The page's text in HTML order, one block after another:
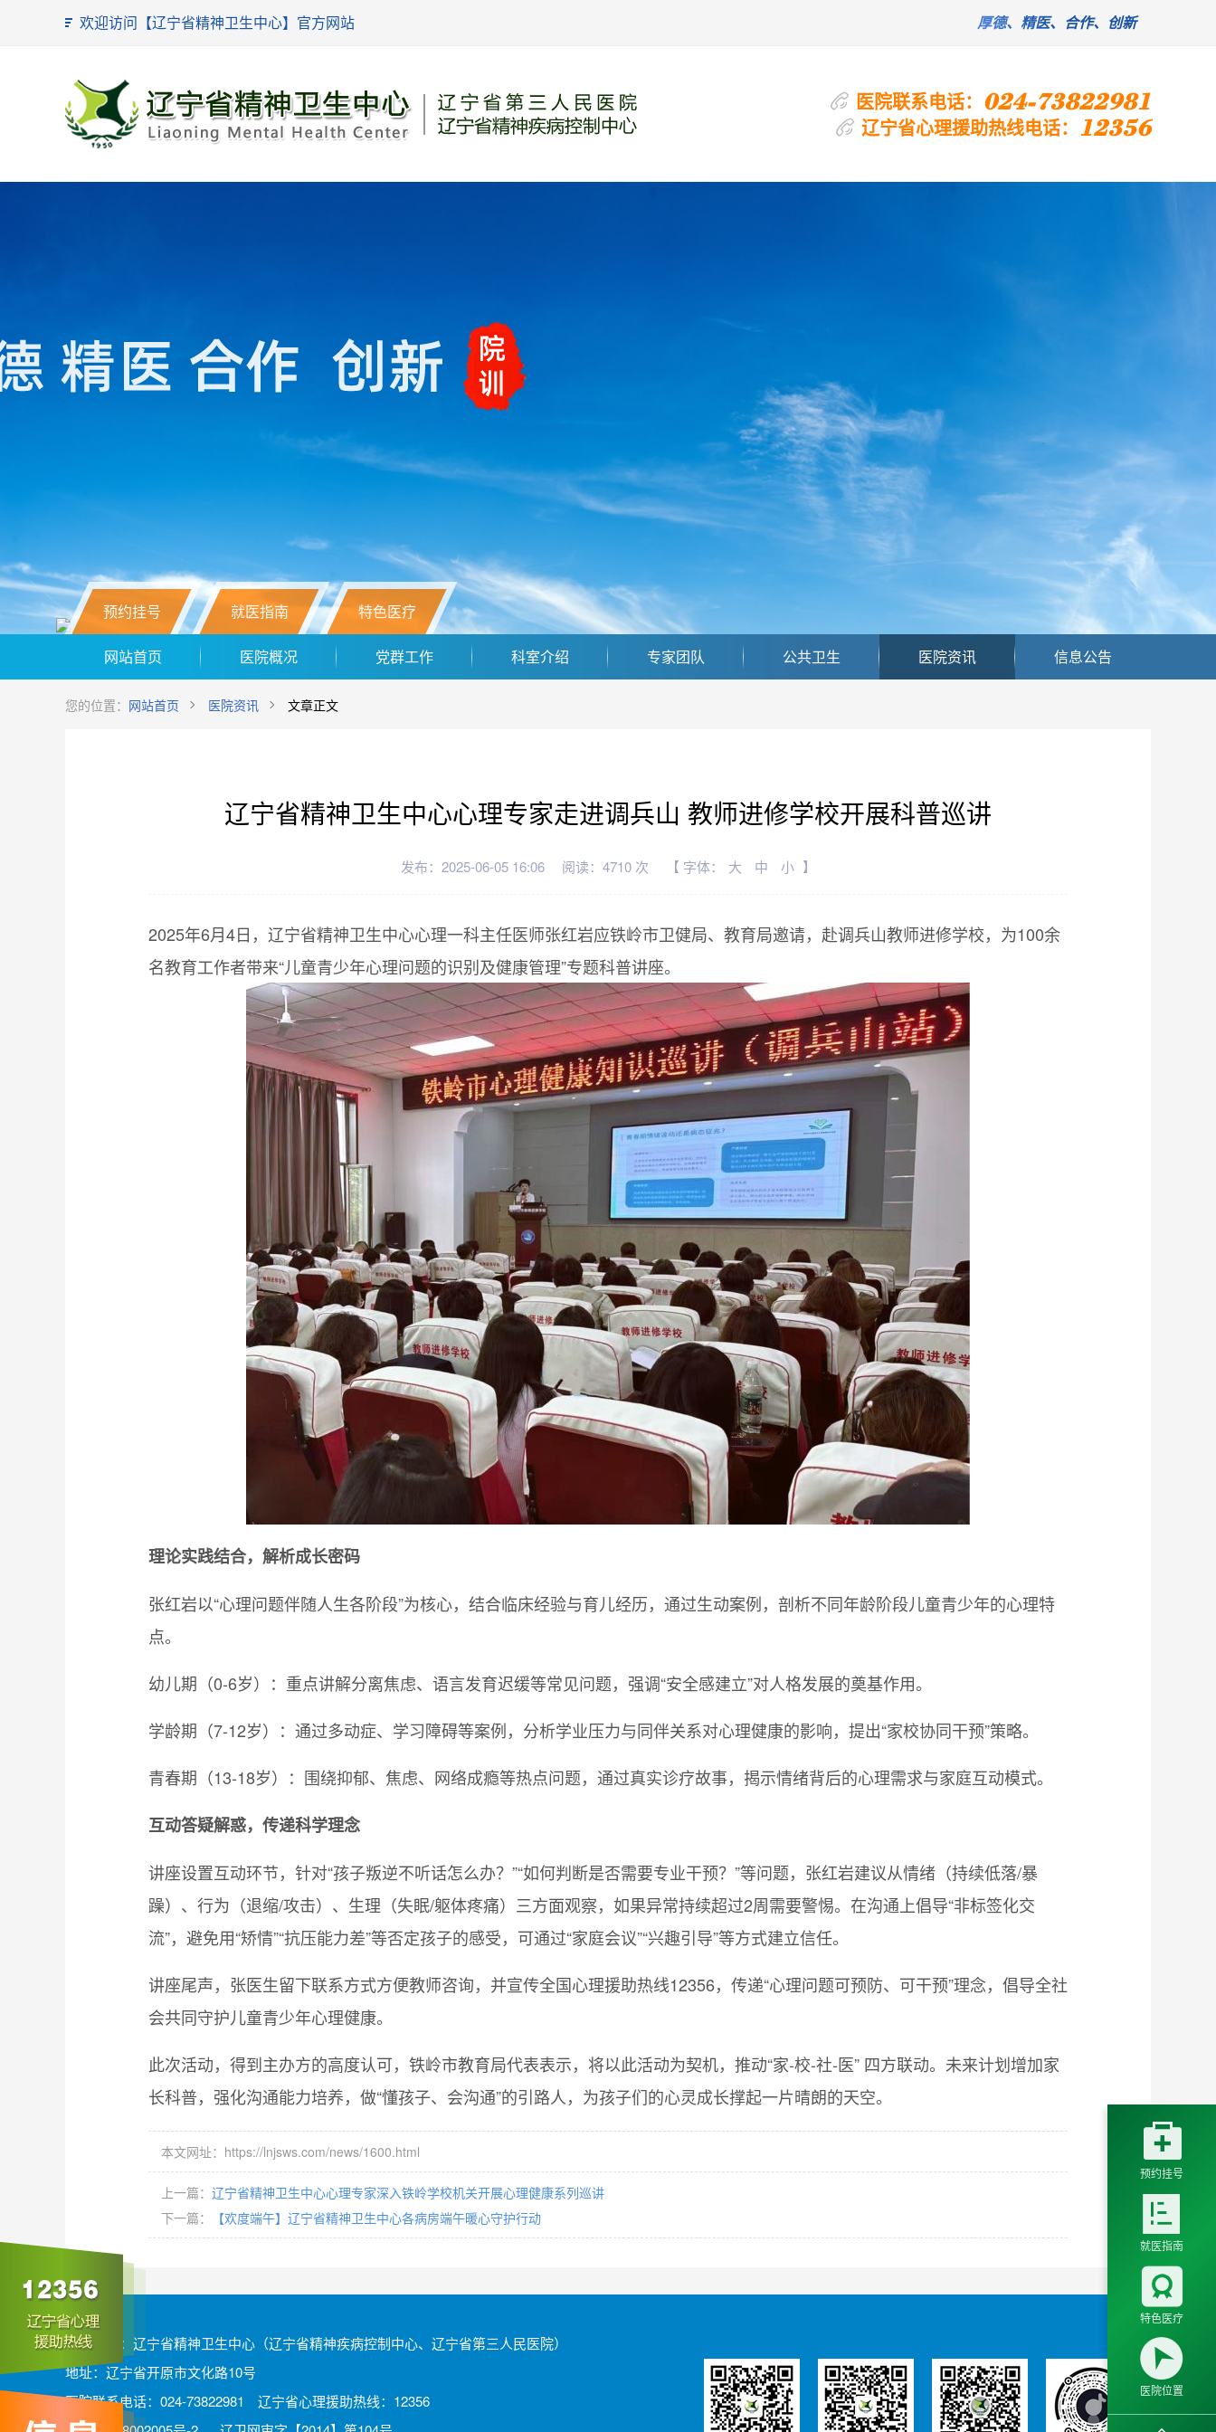
欢迎访问【辽宁省精神卫生中心】官方网站 厚德、精医、合作、创新
医院联系电话： 024-73822981
辽宁省心理援助热线电话： 12356
预约挂号 就医指南 特色医疗
网站首页 医院概况 党群工作 科室介绍 专家团队 公共卫生 医院资讯 信息公告
您的位置： 网站首页 医院资讯 文章正文
辽宁省精神卫生中心心理专家走进调兵山 教师进修学校开展科普巡讲
发布：2025-06-05 16:06 阅读：4710 次 【 字体： 大 中 小 】
2025年6月4日，辽宁省精神卫生中心心理一科主任医师张红岩应铁岭市卫健局、教育局邀请，赴调兵山教师进修学校，为100余
名教育工作者带来“儿童青少年心理问题的识别及健康管理”专题科普讲座。
理论实践结合，解析成长密码
张红岩以“心理问题伴随人生各阶段”为核心，结合临床经验与育儿经历，通过生动案例，剖析不同年龄阶段儿童青少年的心理特
点。
幼儿期（0-6岁）：重点讲解分离焦虑、语言发育迟缓等常见问题，强调“安全感建立”对人格发展的奠基作用。
学龄期（7-12岁）：通过多动症、学习障碍等案例，分析学业压力与同伴关系对心理健康的影响，提出“家校协同干预”策略。
青春期（13-18岁）：围绕抑郁、焦虑、网络成瘾等热点问题，通过真实诊疗故事，揭示情绪背后的心理需求与家庭互动模式。
互动答疑解惑，传递科学理念
讲座设置互动环节，针对“孩子叛逆不听话怎么办？”“如何判断是否需要专业干预？”等问题，张红岩建议从情绪（持续低落/暴
躁）、行为（退缩/攻击）、生理（失眠/躯体疼痛）三方面观察，如果异常持续超过2周需要警惕。在沟通上倡导“非标签化交
流”，避免用“矫情”“抗压能力差”等否定孩子的感受，可通过“家庭会议”“兴趣引导”等方式建立信任。
讲座尾声，张医生留下联系方式方便教师咨询，并宣传全国心理援助热线12356，传递“心理问题可预防、可干预”理念，倡导全社
会共同守护儿童青少年心理健康。
此次活动，得到主办方的高度认可，铁岭市教育局代表表示，将以此活动为契机，推动“家-校-社-医” 四方联动。未来计划增加家
长科普，强化沟通能力培养，做“懂孩子、会沟通”的引路人，为孩子们的心灵成长撑起一片晴朗的天空。
本文网址：https://lnjsws.com/news/1600.html
上一篇： 辽宁省精神卫生中心心理专家深入铁岭学校机关开展心理健康系列巡讲
下一篇：
【欢度端午】辽宁省精神卫生中心各病房端午暖心守护行动
版权所有：辽宁省精神卫生中心（辽宁省精神疾病控制中心、辽宁省第三人民医院）
地址：辽宁省开原市文化路10号
医院联系电话：024-73822981 辽宁省心理援助热线：12356

预约挂号

就医指南

特色医疗

医院位置